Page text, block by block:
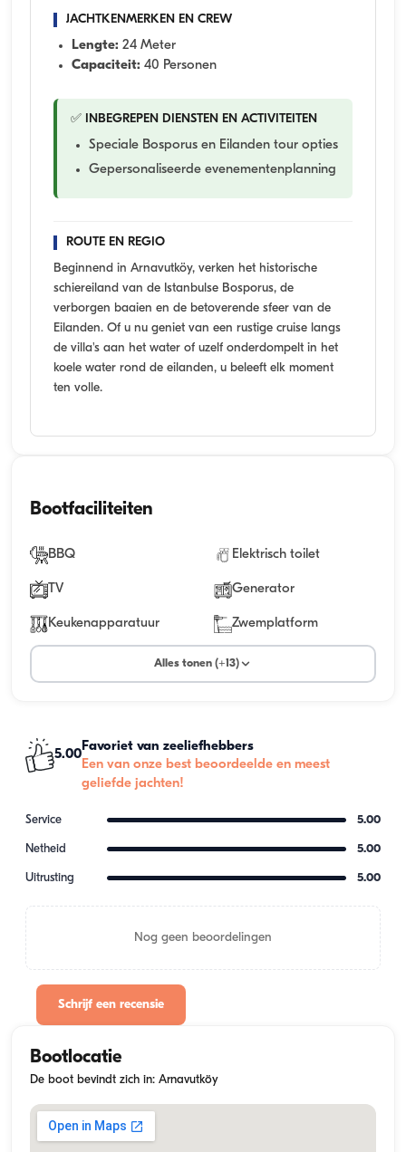
JACHTKENMERKEN EN CREW
Lengte: 24 Meter
Capaciteit: 40 Personen
✅ INBEGREPEN DIENSTEN EN ACTIVITEITEN
Speciale Bosporus en Eilanden tour opties
Gepersonaliseerde evenementenplanning
ROUTE EN REGIO
Beginnend in Arnavutköy, verken het historische
schiereiland van de Istanbulse Bosporus, de
verborgen baaien en de betoverende sfeer van de
Eilanden. Of u nu geniet van een rustige cruise langs
de villa's aan het water of uzelf onderdompelt in het
koele water rond de eilanden, u beleeft elk moment
ten volle.
Bootfaciliteiten
BBQ Elektrisch toilet
TV Generator
Keukenapparatuur Zwemplatform
Alles tonen (+13)
5.00
Favoriet van zeeliefhebbers
Een van onze best beoordeelde en meest
geliefde jachten!
Service 5.00
Netheid 5.00
Uitrusting 5.00
Nog geen beoordelingen
Schrijf een recensie
Bootlocatie
De boot bevindt zich in: Arnavutköy